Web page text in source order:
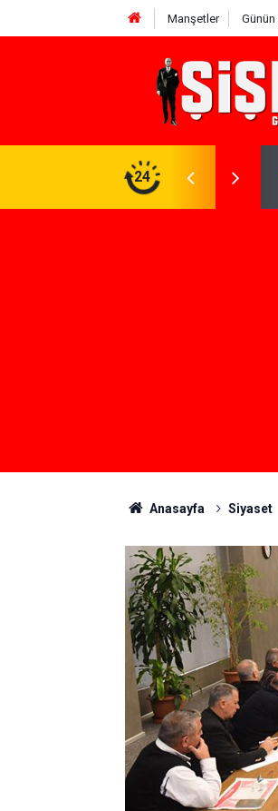
Manşetler
24
Gerekenler: Telegram Gruplarında Daha
Anasayfa Siyaset